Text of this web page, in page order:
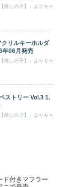
推しの子】」よりキャ
リルキーホルダ
年06月発売
推しの子】」よりキャ
ストリー Vol.3 1.
推しの子】」よりキャ
ド付きマフラー